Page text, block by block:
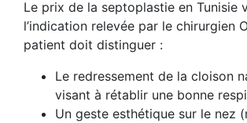
Le prix de la septoplastie en Tunisie
l’indication relevée par le chirurgien
patient doit distinguer :
Le redressement de la cloison
visant à rétablir une bonne
Un geste esthétique sur le nez